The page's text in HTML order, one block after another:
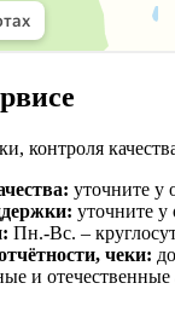
контроля
уточните у
уточните у
Пн.-Вс. –
чеки:
и